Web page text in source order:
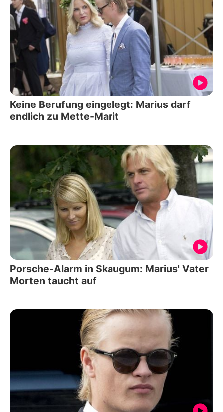
Keine Berufung eingelegt: Marius darf
endlich zu Mette-Marit
Porsche-Alarm in Skaugum: Marius' Vater
Morten taucht auf